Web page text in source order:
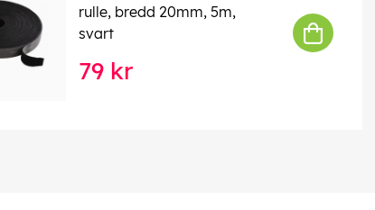
rulle, bredd 20mm, 5m,
svart
79 kr